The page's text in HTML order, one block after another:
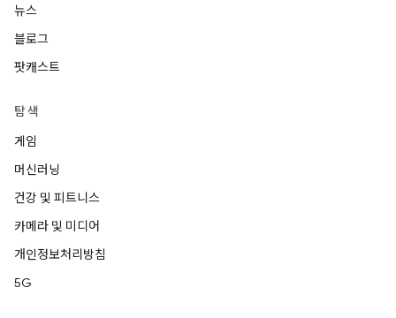
뉴스
블로그
팟캐스트
탐색
게임
머신러닝
건강 및 피트니스
카메라 및 미디어
개인정보처리방침
5G